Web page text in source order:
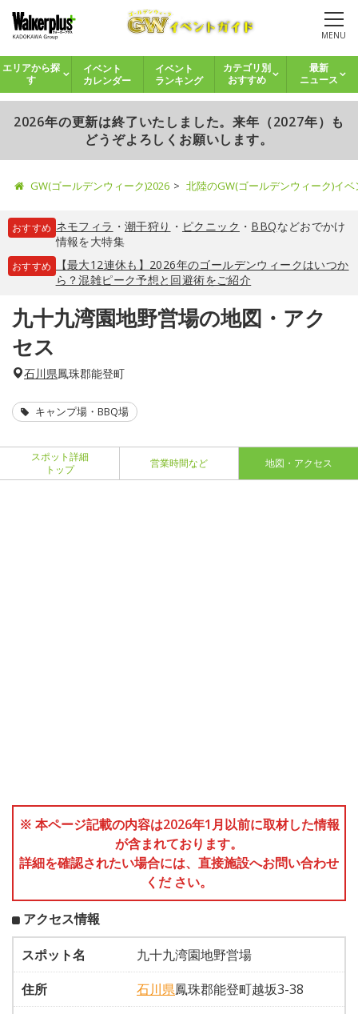
MENU
エリアから探
す
イベント
カレンダー
イベント
ランキング
カテゴリ別
おすすめ
最新
ニュース
2026年の更新は終了いたしました。来年（2027年）も
どうぞよろしくお願いします。
GW(ゴールデンウィーク)2026 北陸のGW(ゴールデンウィーク)イ
おすすめ ネモフィラ ・ 潮干狩り ・ ピクニック ・ BBQなどおでかけ
情報を大特集
おすすめ
【最大12連休も】2026年のゴールデンウィークはいつか
ら？混雑ピーク予想と回避術をご紹介
九十九湾園地野営場の地図・アク
セス
石川県鳳珠郡能登町
キャンプ場・BBQ場
スポット詳細
トップ
営業時間など 地図・アクセス
※ 本ページ記載の内容は2026年1月以前に取材した情報
が含まれております。
詳細を確認されたい場合には、直接施設へお問い合わせ
くだ さい。
アクセス情報
スポット名
九十九湾園地野営場
住所
石川県鳳珠郡能登町越坂3-38